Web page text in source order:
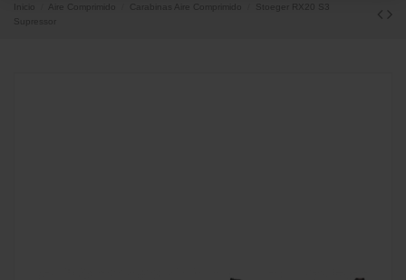
Aire Comprimido Carabinas Aire Comprimido
Stoeger RX20 S3